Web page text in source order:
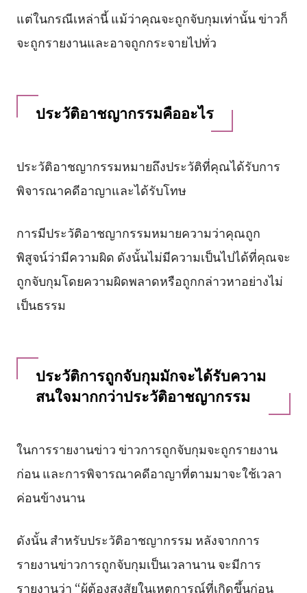
แต่ในกรณีเหล่านี้ แม้ว่าคุณจะถูกจับกุมเท่านั้น ข่าวก็
จะถูกรายงานและอาจถูกกระจายไปทั่ว
ประวัติอาชญากรรมคืออะไร
ประวัติอาชญากรรมหมายถึงประวัติที่คุณได้รับการ
พิจารณาคดีอาญาและได้รับโทษ
การมีประวัติอาชญากรรมหมายความว่าคุณถูก
พิสูจน์ว่ามีความผิด ดังนั้นไม่มีความเป็นไปได้ที่คุณจะ
ถูกจับกุมโดยความผิดพลาดหรือถูกกล่าวหาอย่างไม่
เป็นธรรม
ประวัติการถูกจับกุมมักจะได้รับความ
สนใจมากกว่าประวัติอาชญากรรม
ในการรายงานข่าว ข่าวการถูกจับกุมจะถูกรายงาน
ก่อน และการพิจารณาคดีอาญาที่ตามมาจะใช้เวลา
ค่อนข้างนาน
ดังนั้น สำหรับประวัติอาชญากรรม หลังจากการ
รายงานข่าวการถูกจับกุมเป็นเวลานาน จะมีการ
รายงานว่า “ผู้ต้องสงสัยในเหตุการณ์ที่เกิดขึ้นก่อน